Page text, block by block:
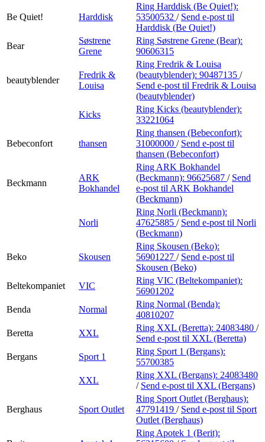
Be Quiet! Harddisk
Ring Harddisk (Be Quiet!):
53500532 / Send e-post til
Harddisk (Be Quiet!)
Bear
Søstrene
Grene
Ring Søstrene Grene (Bear):
90606315
beautyblender
Fredrik &
Louisa
Ring Fredrik & Louisa
(beautyblender): 90487135 /
Send e-post til Fredrik & Louisa
(beautyblender)
Kicks
Ring Kicks (beautyblender):
33221064
Bebeconfort thansen
Ring thansen (Bebeconfort):
31000000 / Send e-post til
thansen (Bebeconfort)
Beckmann
ARK
Bokhandel
Ring ARK Bokhandel
(Beckmann): 96625687 / Send
e-post til ARK Bokhandel
(Beckmann)
Norli
Ring Norli (Beckmann):
47625885 / Send e-post til Norli
(Beckmann)
Beko Skousen
Ring Skousen (Beko):
56901227 / Send e-post til
Skousen (Beko)
Beltekompaniet
VIC
Ring VIC (Beltekompaniet):
56901202
Benda
Normal
Ring Normal (Benda):
40810207
Beretta
XXL
Ring XXL (Beretta): 24083480 /
Send e-post til XXL (Beretta)
Bergans
Sport 1
Ring Sport 1 (Bergans):
55700385
XXL
Ring XXL (Bergans): 24083480
/ Send e-post til XXL (Bergans)
Berghaus Sport Outlet
Ring Sport Outlet (Berghaus):
47791419 / Send e-post til Sport
Outlet (Berghaus)
Ring Apotek 1 (Berit):